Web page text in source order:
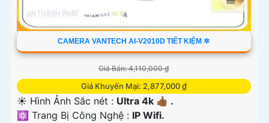
CAMERA VANTECH AI-V2010D TIẾT KIỆM ✲
Giá Bán: 4,110,000 ₫
Giá Khuyến Mại: 2,877,000 ₫
☀️ Hình Ảnh Sắc nét : Ultra 4k 👍🏾 .
⚛️ Trang Bị Công Nghệ : IP Wifi.